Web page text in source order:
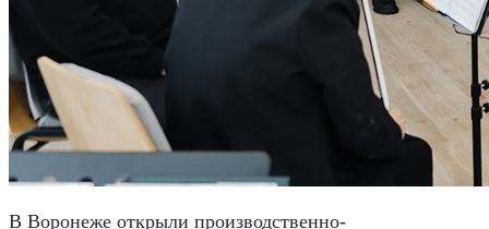
В Воронеже открыли производственно-